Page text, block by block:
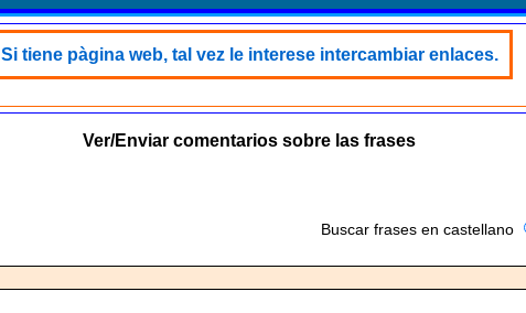
Si tiene pàgina web, tal vez le interese intercambiar enlaces.
Ver/Enviar comentarios sobre las frases
Buscar frases en castellano